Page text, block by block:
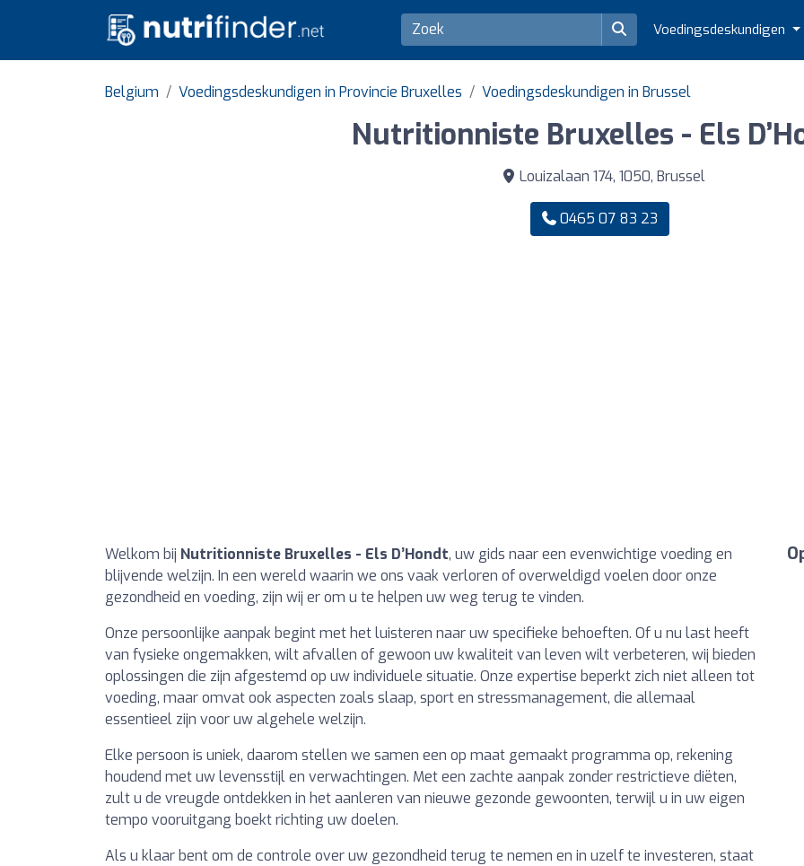
Voedingsdeskundigen
Belgium Voedingsdeskundigen in Provincie Bruxelles Voedingsdeskundigen in Brussel
Nutritionniste Bruxelles - Els
Louizalaan 174, 1050, Brussel
0465 07 83 23
Welkom bij Nutritionniste Bruxelles - Els D’Hondt, uw gids naar een evenwichtige voeding en
blijvende welzijn. In een wereld waarin we ons vaak verloren of overweldigd voelen door onze
gezondheid en voeding, zijn wij er om u te helpen uw weg terug te vinden.
Onze persoonlijke aanpak begint met het luisteren naar uw specifieke behoeften. Of u nu last heeft
van fysieke ongemakken, wilt afvallen of gewoon uw kwaliteit van leven wilt verbeteren, wij bieden
oplossingen die zijn afgestemd op uw individuele situatie. Onze expertise beperkt zich niet alleen tot
voeding, maar omvat ook aspecten zoals slaap, sport en stressmanagement, die allemaal
essentieel zijn voor uw algehele welzijn.
Elke persoon is uniek, daarom stellen we samen een op maat gemaakt programma op, rekening
houdend met uw levensstijl en verwachtingen. Met een zachte aanpak zonder restrictieve diëten,
zult u de vreugde ontdekken in het aanleren van nieuwe gezonde gewoonten, terwijl u in uw eigen
tempo vooruitgang boekt richting uw doelen.
Als u klaar bent om de controle over uw gezondheid terug te nemen en in uzelf te investeren, staat